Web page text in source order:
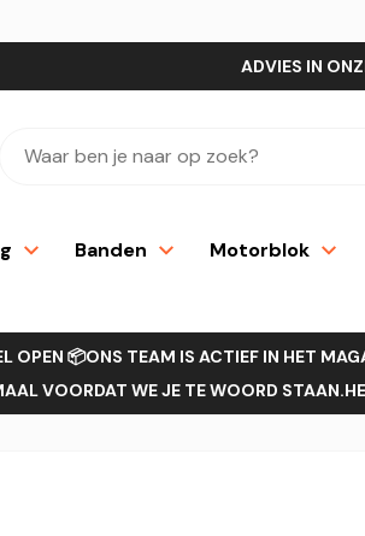
ADVIES IN
Banden Motorblok
OPEN 📦ONS TEAM IS ACTIEF IN HET
VOORDAT WE JE TE WOORD